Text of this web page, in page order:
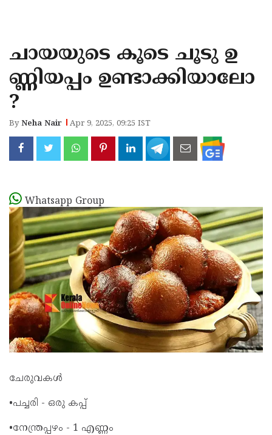
KANNUR
KASARAGOD
ചായയുടെ കൂടെ ചൂടു ഉ
ണ്ണിയപ്പം ഉണ്ടാക്കിയാലോ
?
ByNeha Nair Apr 9, 2025, 09:25 IST
Whatsapp Group
ചേരുവകൾ
•പച്ചരി - ഒരു കപ്പ്
•നേന്ത്രപ്പഴം - 1 എണ്ണം